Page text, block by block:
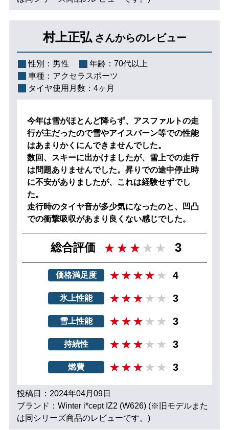
村上正弘 さんからのレビュー
性別： 男性 年齢： 70代以上
車種： アクセラスポーツ
タイヤ使用月数： 4ヶ月
今年は雪がほとんど降らず、アスファルトの走
行が主だったので雪やアイスバーン等での性能
はあまりかくにんできませんでした。
数回、スキーに出かけましたが、雪上での走行
は問題ありませんでした。昇りでの途中停止時
に不安がありましたが、これは経験せずでし
た。
走行時のタイヤ音が多少気になったのと、凹凸
での衝撃吸収があまり良くない感じでした。
総合評価 3
価格満足度 4
氷上性能 3
雪上性能 3
持続性 3
燃費 3
投稿日：2024年04月09日
ブランド：Winter i*cept IZ2 (W626) (※旧モデルまた
は同シリーズ商品のレビューです。)